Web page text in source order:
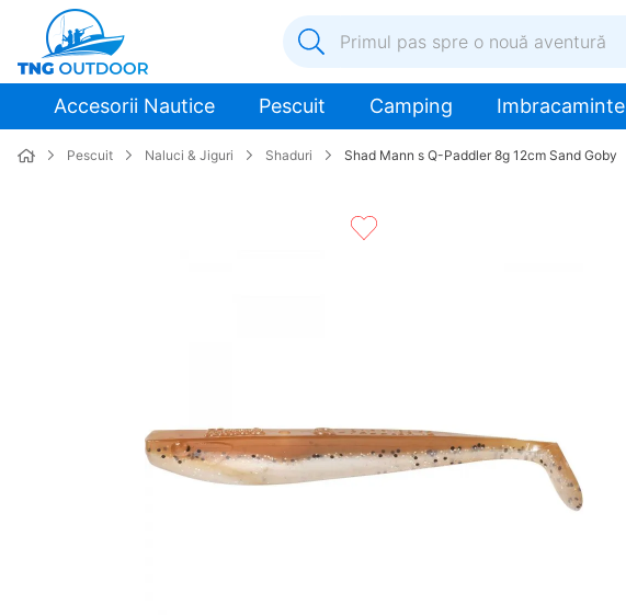
Primul pas spre o nouă aventură
1.
inox
2.
colac salvare
3
elice
plumb
10. ancora
Accesorii Nautice Pescuit Camping Imbracaminte
Pescuit Naluci & Jiguri Shaduri Shad Mann s Q-Paddler 8g 12cm Sand Goby